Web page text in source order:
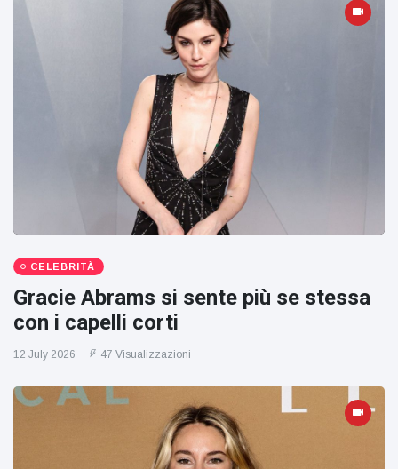
CELEBRITÀ
Gracie Abrams si sente più se stessa
con i capelli corti
12 July 2026 47 Visualizzazioni